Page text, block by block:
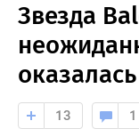
Звезда
13 1